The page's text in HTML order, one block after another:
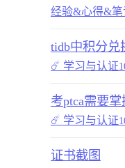
经验&心得&笔
tidb中积分兑
☄️ 学习与认证
考ptca需要
☄️ 学习与认证
证书截图